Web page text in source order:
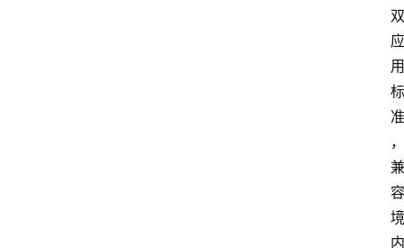
双
应
用
标
准
，
兼
容
境
内